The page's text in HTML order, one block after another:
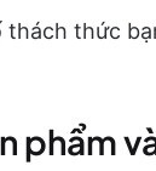
thách thức
phẩm